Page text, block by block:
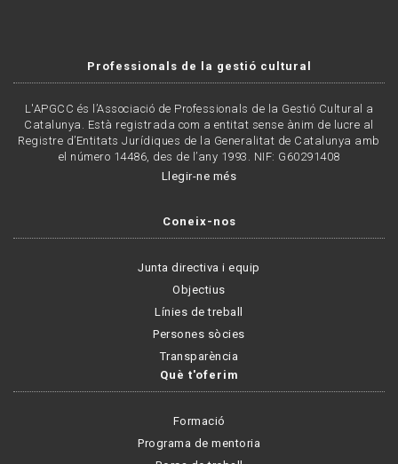
Professionals de la gestió cultural
L'APGCC és l’Associació de Professionals de la Gestió Cultural a
Catalunya. Està registrada com a entitat sense ànim de lucre al
Registre d’Entitats Jurídiques de la Generalitat de Catalunya amb
el número 14486, des de l’any 1993. NIF: G60291408
Llegir-ne més
Coneix-nos
Junta directiva i equip
Objectius
Línies de treball
Persones sòcies
Transparència
Què t'oferim
Formació
Programa de mentoria